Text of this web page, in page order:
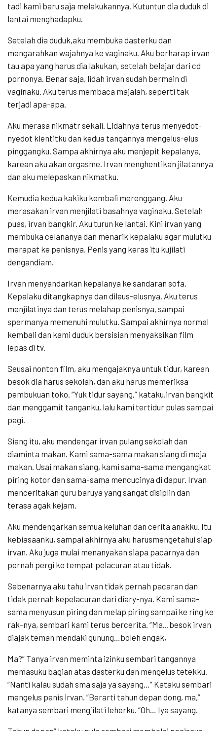
tadi kami baru saja melakukannya. Kutuntun dia duduk di
lantai menghadapku.
Setelah dia duduk,aku membuka dasterku dan
mengarahkan wajahnya ke vaginaku. Aku berharap irvan
tau apa yang harus dia lakukan, setelah belajar dari cd
pornonya. Benar saja, lidah irvan sudah bermain di
vaginaku. Aku terus membaca majalah, seperti tak
terjadi apa-apa.
Aku merasa nikmatr sekali. Lidahnya terus menyedot-
nyedot klentitku dan kedua tangannya mengelus-elus
pinggangku. Sampa akhirnya aku menjepit kepalanya,
karean aku akan orgasme. Irvan menghentikan jilatannya
dan aku melepaskan nikmatku.
Kemudia kedua kakiku kembali merenggang. Aku
merasakan irvan menjilati basahnya vaginaku. Setelah
puas, irvan bangkir. Aku turun ke lantai. Kini irvan yang
membuka celananya dan menarik kepalaku agar mulutku
merapat ke penisnya. Penis yang keras itu kujilati
dengandiam.
Irvan menyandarkan kepalanya ke sandaran sofa.
Kepalaku ditangkapnya dan dileus-elusnya. Aku terus
menjilatinya dan terus melahap penisnya, sampai
spermanya memenuhi mulutku. Sampai akhirnya normal
kembali dan kami duduk bersisian menyaksikan film
lepas di tv.
Seusai nonton film, aku mengajaknya untuk tidur, karean
besok dia harus sekolah, dan aku harus memeriksa
pembukuan toko. “Yuk tidur sayang,” kataku.irvan bangkit
dan menggamit tanganku, lalu kami tertidur pulas sampai
pagi.
Siang itu, aku mendengar irvan pulang sekolah dan
diaminta makan. Kami sama-sama makan siang di meja
makan. Usai makan siang, kami sama-sama mengangkat
piring kotor dan sama-sama mencucinya di dapur. Irvan
menceritakan guru baruya yang sangat disiplin dan
terasa agak kejam.
Aku mendengarkan semua keluhan dan cerita anakku. Itu
kebiasaanku, sampai akhirnya aku harusmengetahui siap
irvan. Aku juga mulai menanyakan siapa pacarnya dan
pernah pergi ke tempat pelacuran atau tidak.
Sebenarnya aku tahu irvan tidak pernah pacaran dan
tidak pernah kepelacuran dari diary-nya. Kami sama-
sama menyusun piring dan melap piring sampai ke ring ke
rak-nya, sembari kami terus bercerita. “Ma…besok irvan
diajak teman mendaki gunung…boleh engak,
Ma?” Tanya irvan meminta izinku sembari tangannya
memasuku bagian atas dasterku dan mengelus tetekku.
“Nanti kalau sudah sma saja ya sayang…” Kataku sembari
mengelus penis irvan. “Berarti tahun depan dong, ma,”
katanya sembari mengjilati leherku. “Oh… Iya sayang.